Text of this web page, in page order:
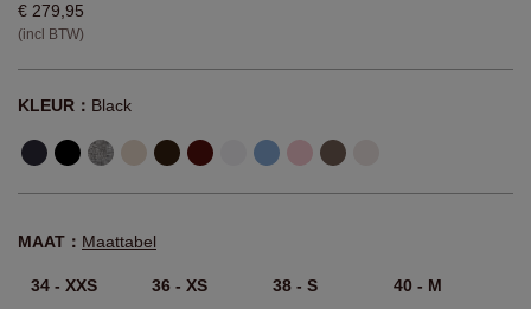
€ 279,95
(incl BTW)
KLEUR： Black
MAAT： Maattabel
34 - XXS 36 - XS 38 - S 40 - M